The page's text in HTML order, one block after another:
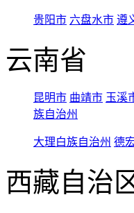
贵阳市 六盘水市 遵
云南省
昆明市 曲靖市 玉溪
族自治州
大理白族自治州 德
西藏自治